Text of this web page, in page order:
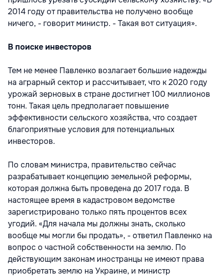
2014 году от правительства не получено вообще
ничего, - говорит министр. - Такая вот ситуация».
В поиске инвесторов
Тем не менее Павленко возлагает большие надежды
на аграрный сектор и рассчитывает, что к 2020 году
урожай зерновых в стране достигнет 100 миллионов
тонн. Такая цель предполагает повышение
эффективности сельского хозяйства, что создает
благоприятные условия для потенциальных
инвесторов.
По словам министра, правительство сейчас
разрабатывает концепцию земельной реформы,
которая должна быть проведена до 2017 года. В
настоящее время в кадастровом ведомстве
зарегистрировано только пять процентов всех
угодий. «Для начала мы должны знать, сколько
вообще мы могли бы продать», - ответил Павленко на
вопрос о частной собственности на землю. По
действующим законам иностранцы не имеют права
приобретать землю на Украине, и министр